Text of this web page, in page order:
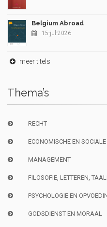
Belgium Abroad
15-jul-2026
meer titels
Thema’s
RECHT
ECONOMISCHE EN
MANAGEMENT
FILOSOFIE, LETTEREN,
PSYCHOLOGIE EN
GODSDIENST EN MORAAL